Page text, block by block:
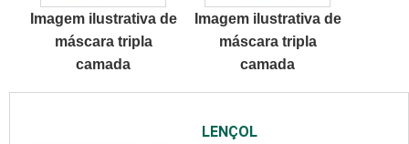
produtos.DETALHES
SOBRE MÁSCARA
TRIPLAHá muitas
maneiras eficientes
de demo...
Imagem ilustrativa de
máscara tripla
camada
Imagem ilustrativa de
máscara tripla
camada
LENÇOL